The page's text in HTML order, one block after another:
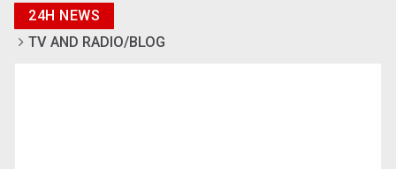
24H NEWS
TV AND RADIO/BLOG